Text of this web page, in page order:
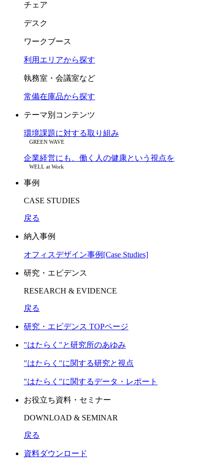
チェア
デスク
ワークブース
利用エリアから探す
執務室・会議室など
常備在庫品から探す
テーマ別コンテンツ
環境課題に対する取り組み
GREEN WAVE
企業経営にも、働く人の健康という視点を
WELL at Work
事例
CASE STUDIES
戻る
納入事例
オフィスデザイン事例[Case Studies]
研究・エビデンス
RESEARCH & EVIDENCE
戻る
研究・エビデンス TOPページ
"はたらく"と研究所のあゆみ
"はたらく"に関する研究と視点
"はたらく"に関するデータ・レポート
お役立ち資料・セミナー
DOWNLOAD & SEMINAR
戻る
資料ダウンロード